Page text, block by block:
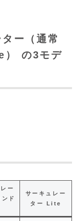
ー（通常
） の3モデ
ー
ド
サーキュレー
ター Lite